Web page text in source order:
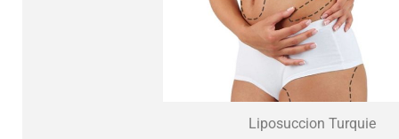
Liposuccion Turquie